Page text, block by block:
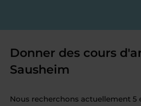
Donner des cours
Sausheim
Nous recherchons actuellement 5